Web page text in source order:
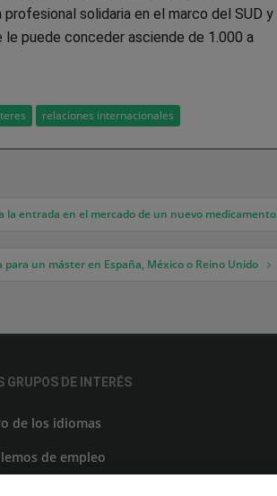
solidaria en el marco del SUD y
puede conceder asciende de 1.000 a
relaciones internacionales
la entrada en el mercado de un nuevo medicamento
un máster en España, México o Reino Unido
GRUPOS DE INTERÉS
de los idiomas
de empleo